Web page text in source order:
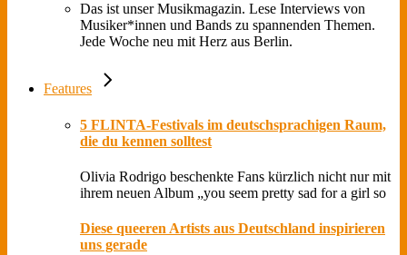
Das ist unser Musikmagazin. Lese Interviews von
Musiker*innen und Bands zu spannenden Themen.
Jede Woche neu mit Herz aus Berlin.
Features
5 FLINTA-Festivals im deutschsprachigen Raum,
die du kennen solltest
Olivia Rodrigo beschenkte Fans kürzlich nicht nur mit
ihrem neuen Album „you seem pretty sad for a girl so
Diese queeren Artists aus Deutschland inspirieren
uns gerade